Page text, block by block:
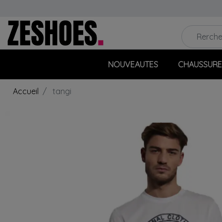
NOUVEAUTES
Accueil tangi